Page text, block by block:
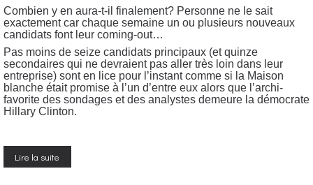
Combien y en aura-t-il finalement? Personne ne le sait
exactement car chaque semaine un ou plusieurs nouveaux
candidats font leur coming-out…
Pas moins de seize candidats principaux (et quinze
secondaires qui ne devraient pas aller très loin dans leur
entreprise) sont en lice pour l’instant comme si la Maison
blanche était promise à l’un d’entre eux alors que l’archi-
favorite des sondages et des analystes demeure la démocrate
Hillary Clinton.
Lire la suite